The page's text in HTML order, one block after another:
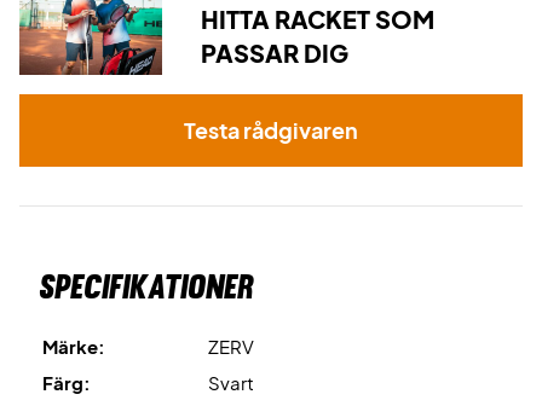
HITTA RACKET SOM
PASSAR DIG
Testa rådgivaren
Specifikationer
Märke:
ZERV
Färg:
Svart